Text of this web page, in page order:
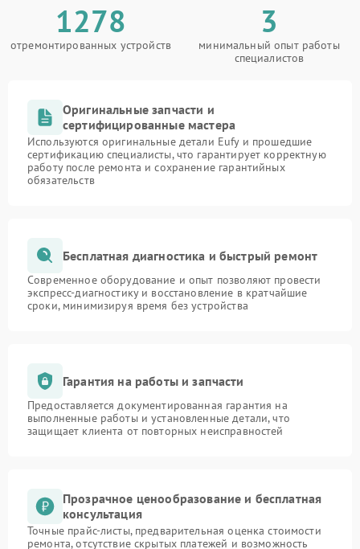
1278
отремонтированных устройств
3
минимальный опыт работы
специалистов
Оригинальные запчасти и
сертифицированные мастера
Используются оригинальные детали Eufy и прошедшие
сертификацию специалисты, что гарантирует корректную
работу после ремонта и сохранение гарантийных
обязательств
Бесплатная диагностика и быстрый ремонт
Современное оборудование и опыт позволяют провести
экспресс-диагностику и восстановление в кратчайшие
сроки, минимизируя время без устройства
Гарантия на работы и запчасти
Предоставляется документированная гарантия на
выполненные работы и установленные детали, что
защищает клиента от повторных неисправностей
Прозрачное ценообразование и бесплатная
консультация
Точные прайс-листы, предварительная оценка стоимости
ремонта, отсутствие скрытых платежей и возможность